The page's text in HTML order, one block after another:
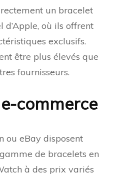
un bracelet
où ils offrent
exclusifs.
être plus élevés que
fournisseurs.
commerce
ou eBay disposent
de bracelets en
à des prix variés